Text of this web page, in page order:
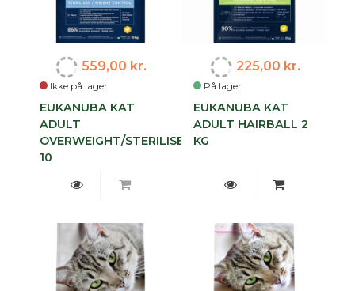
Ikke på lager
559,00 kr.
EUKANUBA KAT
ADULT
OVERWEIGHT/STERILISED
10
På lager
225,00 kr.
EUKANUBA KAT
ADULT HAIRBALL 2
KG